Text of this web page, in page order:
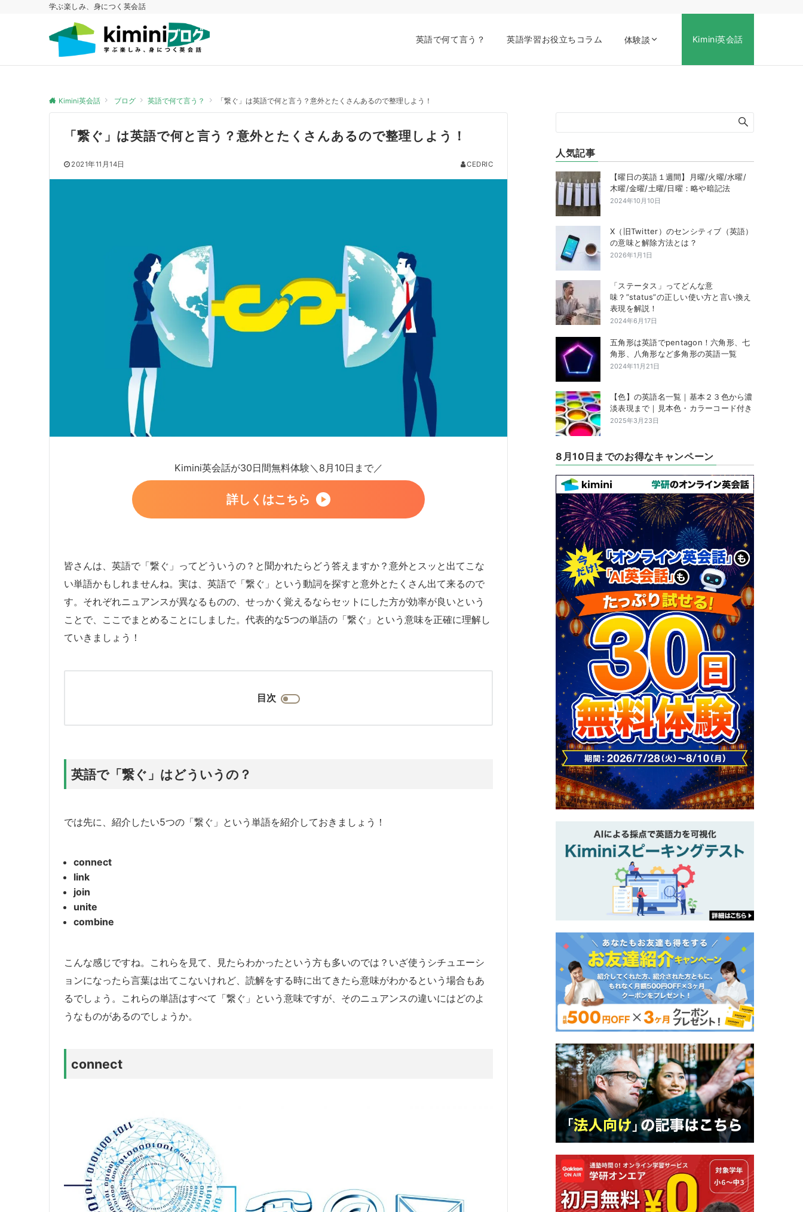
学ぶ楽しみ、身につく英会話
英語で何て言う？ 英語学習お役立ちコラム 体験談 Kimini英会話
Kimini英会話 ブログ 英語で何て言う？ 「繋ぐ」は英語で何と言う？意外とたくさんあるので整理しよう！
「繋ぐ」は英語で何と言う？意外とたくさんあるので整理しよう！
2021年11月14日 CEDRIC
Kimini英会話が30日間無料体験＼8月10日まで／
詳しくはこちら
皆さんは、英語で「繋ぐ」ってどういうの？と聞かれたらどう答えますか？意外とスッと出てこな
い単語かもしれませんね。実は、英語で「繋ぐ」という動詞を探すと意外とたくさん出て来るので
す。それぞれニュアンスが異なるものの、せっかく覚えるならセットにした方が効率が良いという
ことで、ここでまとめることにしました。代表的な5つの単語の「繋ぐ」という意味を正確に理解し
ていきましょう！
目次
英語で「繋ぐ」はどういうの？
では先に、紹介したい5つの「繋ぐ」という単語を紹介しておきましょう！
connect
link
join
unite
combine
こんな感じですね。これらを見て、見たらわかったという方も多いのでは？いざ使うシチュエーシ
ョンになったら言葉は出てこないけれど、読解をする時に出てきたら意味がわかるという場合もあ
るでしょう。これらの単語はすべて「繋ぐ」という意味ですが、そのニュアンスの違いにはどのよ
うなものがあるのでしょうか。
connect
人気記事
【曜日の英語１週間】月曜/火曜/水曜/
木曜/金曜/土曜/日曜：略や暗記法
2024年10月10日
X（旧Twitter）のセンシティブ（英語）
の意味と解除方法とは？
2026年1月1日
「ステータス」ってどんな意
味？”status”の正しい使い方と言い換え
表現を解説！
2024年6月17日
五角形は英語でpentagon！六角形、七
角形、八角形など多角形の英語一覧
2024年11月21日
【色】の英語名一覧｜基本２３色から濃
淡表現まで｜見本色・カラーコード付き
2025年3月23日
8月10日までのお得なキャンペーン